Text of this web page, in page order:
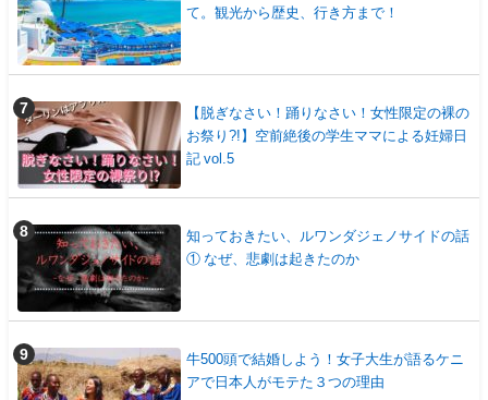
て。観光から歴史、行き方まで！
【脱ぎなさい！踊りなさい！女性限定の裸の
お祭り?!】空前絶後の学生ママによる妊婦日
記 vol.5
知っておきたい、ルワンダジェノサイドの話
① なぜ、悲劇は起きたのか
牛500頭で結婚しよう！女子大生が語るケニ
アで日本人がモテた３つの理由